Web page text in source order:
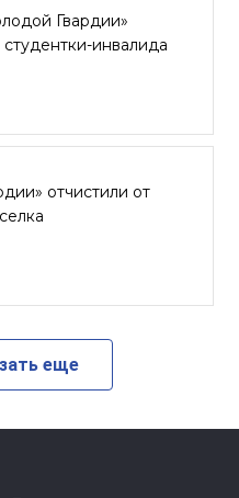
Гвардии»
инвалида
отчистили от
еще